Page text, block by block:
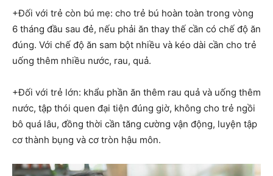
+Đối với trẻ còn bú mẹ: cho trẻ bú hoàn toàn trong vòng
6 tháng đầu sau đẻ, nếu phải ăn thay thế cần có chế độ ăn
đúng. Với chế độ ăn sam bột nhiều và kéo dài cần cho trẻ
uống thêm nhiều nước, rau, quả.
+Đối với trẻ lớn: khẩu phần ăn thêm rau quả và uống thêm
nước, tập thói quen đại tiện đúng giờ, không cho trẻ ngồi
bô quá lâu, đồng thời cần tăng cường vận động, luyện tập
cơ thành bụng và cơ tròn hậu môn.